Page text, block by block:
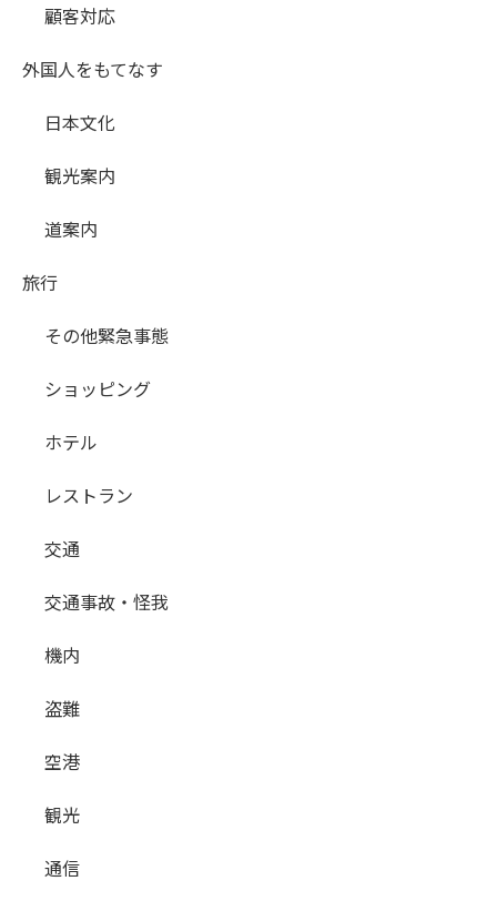
顧客対応
外国人をもてなす
日本文化
観光案内
道案内
旅行
その他緊急事態
ショッピング
ホテル
レストラン
交通
交通事故・怪我
機内
盗難
空港
観光
通信